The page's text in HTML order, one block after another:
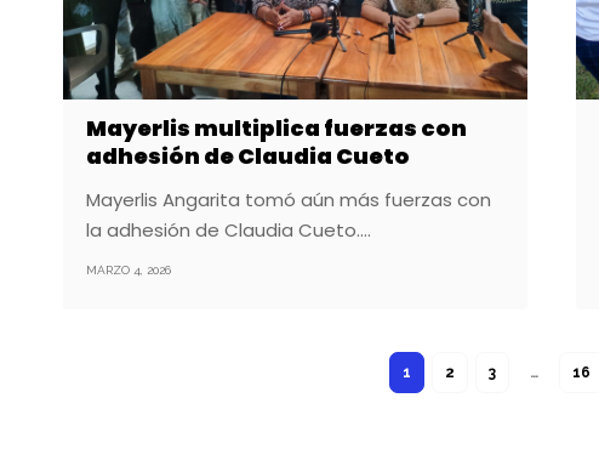
Mayerlis multiplica fuerzas con
adhesión de Claudia Cueto
Mayerlis Angarita tomó aún más fuerzas con
la adhesión de Claudia Cueto.…
MARZO 4, 2026
1 2 3 … 16